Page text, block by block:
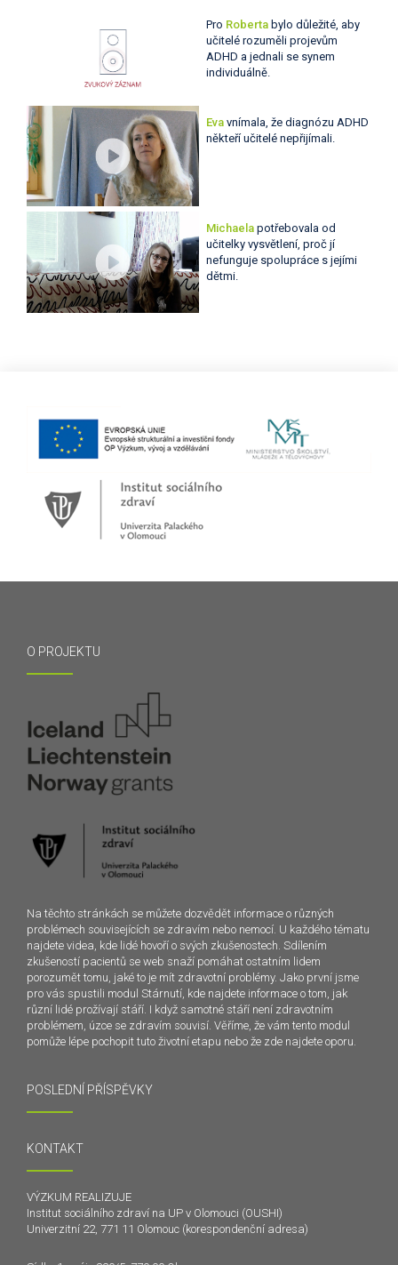
Pro Roberta bylo důležité, aby
učitelé rozuměli projevům
ADHD a jednali se synem
individuálně.
Eva vnímala, že diagnózu ADHD
někteří učitelé nepřijímali.
Michaela potřebovala od
učitelky vysvětlení, proč jí
nefunguje spolupráce s jejími
dětmi.
O PROJEKTU
Na těchto stránkách se můžete dozvědět informace o různých
problémech souvisejících se zdravím nebo nemocí. U každého tématu
najdete videa, kde lidé hovoří o svých zkušenostech. Sdílením
zkušeností pacientů se web snaží pomáhat ostatním lidem
porozumět tomu, jaké to je mít zdravotní problémy. Jako první jsme
pro vás spustili modul Stárnutí, kde najdete informace o tom, jak
různí lidé prožívají stáří. I když samotné stáří není zdravotním
problémem, úzce se zdravím souvisí. Věříme, že vám tento modul
pomůže lépe pochopit tuto životní etapu nebo že zde najdete oporu.
POSLEDNÍ PŘÍSPĚVKY
KONTAKT
VÝZKUM REALIZUJE
Institut sociálního zdraví na UP v Olomouci (OUSHI)
Univerzitní 22, 771 11 Olomouc (korespondenční adresa)